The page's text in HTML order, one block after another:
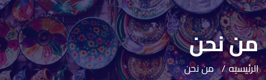
من نحن
الرئيسيه من نحن